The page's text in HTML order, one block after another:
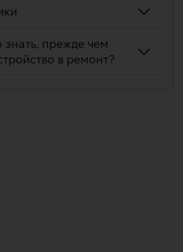
знать, прежде чем
в ремонт?